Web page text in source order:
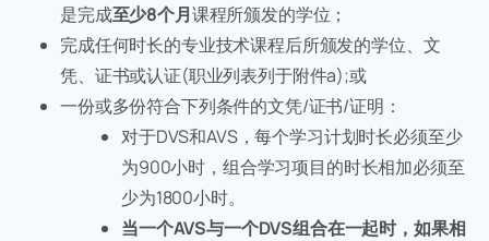
是完成至少8个月课程所颁发的学位；
完成任何时长的专业技术课程后所颁发的学位、文
凭、证书或认证(职业列表列于附件a);或
一份或多份符合下列条件的文凭/证书/证明：
对于DVS和AVS，每个学习计划时长必须至少
为900小时，组合学习项目的时长相加必须至
少为1800小时。
当一个AVS与一个DVS组合在一起时，如果相